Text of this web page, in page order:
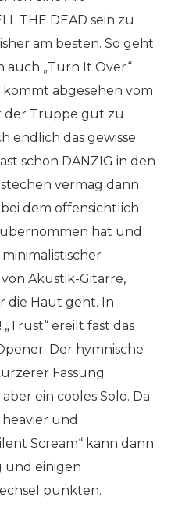
THE DEAD sein zu
am besten. So geht
auch „Turn It Over“
abgesehen vom
der Truppe gut zu
endlich das gewisse
schon DANZIG in den
vermag dann
bei dem offensichtlich
hat und
Akustik-Gitarre,
die Haut geht. In
ereilt fast das
Der hymnische
Fassung
ein cooles Solo. Da
und
Scream“ kann dann
und einigen
punkten.